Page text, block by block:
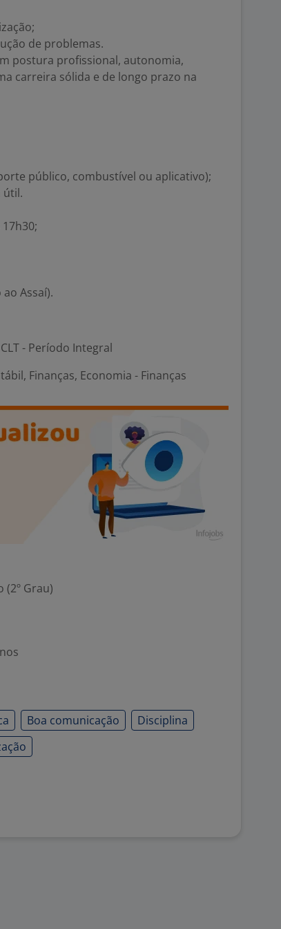
de problemas.
postura profissional, autonomia,
carreira sólida e de longo prazo na
público, combustível ou aplicativo);
útil.
Assaí).
- Período Integral
Finanças, Economia - Finanças
(2º Grau)
Boa comunicação
Disciplina